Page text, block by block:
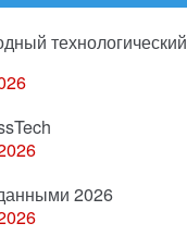
технологический
2026